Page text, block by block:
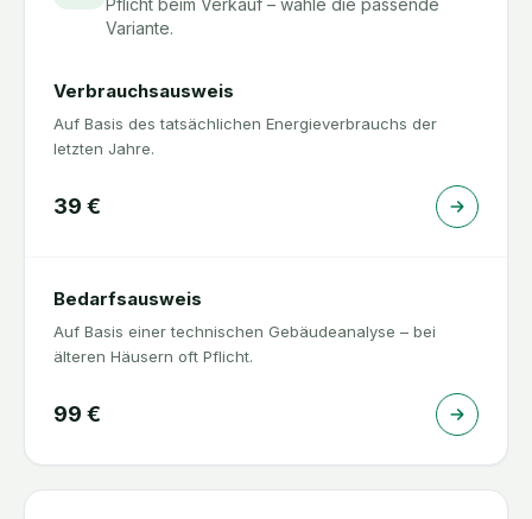
Pflicht beim Verkauf – wähle die passende
Variante.
Verbrauchsausweis
Auf Basis des tatsächlichen Energieverbrauchs der
letzten Jahre.
39 €
Bedarfsausweis
Auf Basis einer technischen Gebäudeanalyse – bei
älteren Häusern oft Pflicht.
99 €